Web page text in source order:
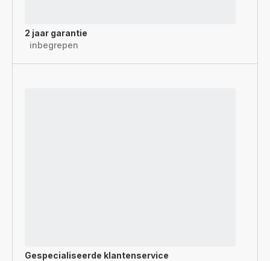
2 jaar garantie
inbegrepen
Gespecialiseerde klantenservice